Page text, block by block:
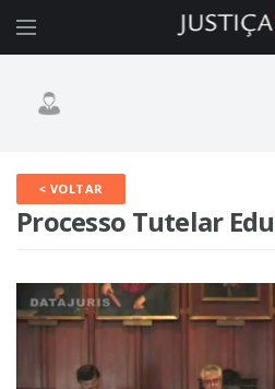
< VOLTAR
Processo Tutelar